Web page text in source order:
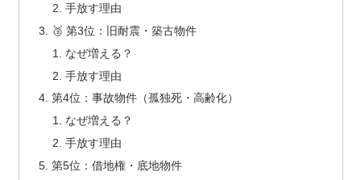
手放す理由
🥉 第3位：旧耐震・築古物件
なぜ増える？
手放す理由
第4位：事故物件（孤独死・高齢化）
なぜ増える？
手放す理由
第5位：借地権・底地物件